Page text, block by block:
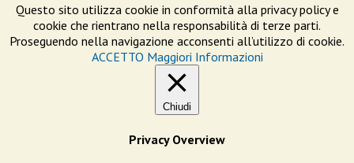
Questo sito utilizza cookie in conformità alla privacy policy e
cookie che rientrano nella responsabilità di terze parti.
Proseguendo nella navigazione acconsenti all’utilizzo di cookie.
ACCETTO Maggiori Informazioni
Chiudi
Privacy Overview